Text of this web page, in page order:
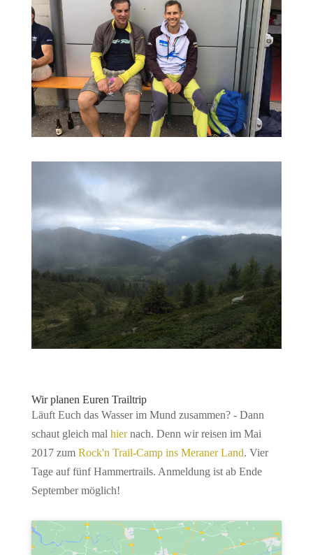
Wir planen Euren Trailtrip
Läuft Euch das Wasser im Mund zusammen? - Dann
schaut gleich mal hiernach. Denn wir reisen im Mai
2017 zum Rock'n Trail-Camp ins Meraner Land. Vier
Tage auf fünf Hammertrails. Anmeldung ist ab Ende
September möglich!